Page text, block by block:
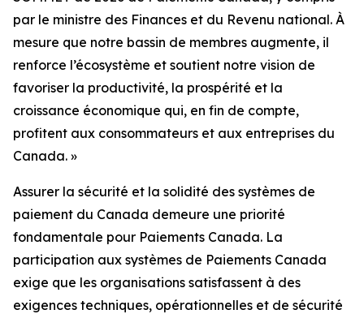
par le ministre des Finances et du Revenu national. À
mesure que notre bassin de membres augmente, il
renforce l’écosystème et soutient notre vision de
favoriser la productivité, la prospérité et la
croissance économique qui, en fin de compte,
profitent aux consommateurs et aux entreprises du
Canada. »
Assurer la sécurité et la solidité des systèmes de
paiement du Canada demeure une priorité
fondamentale pour Paiements Canada. La
participation aux systèmes de Paiements Canada
exige que les organisations satisfassent à des
exigences techniques, opérationnelles et de sécurité